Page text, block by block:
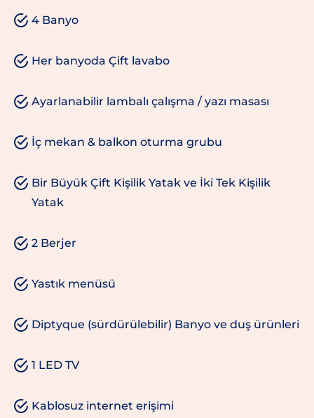
4 Banyo
Her banyoda Çift lavabo
Ayarlanabilir lambalı çalışma / yazı masası
İç mekan & balkon oturma grubu
Bir Büyük Çift Kişilik Yatak ve İki Tek Kişilik
Yatak
2 Berjer
Yastık menüsü
Diptyque (sürdürülebilir) Banyo ve duş ürünleri
1 LED TV
Kablosuz internet erişimi